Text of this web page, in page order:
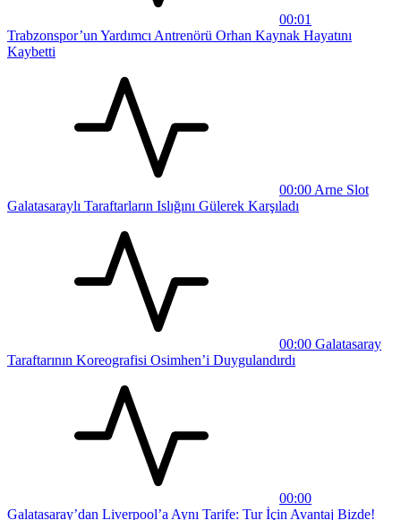
00:01
Trabzonspor’un Yardımcı Antrenörü Orhan Kaynak Hayatını
Kaybetti
00:00 Arne Slot
Galatasaraylı Taraftarların Islığını Gülerek Karşıladı
00:00 Galatasaray
Taraftarının Koreografisi Osimhen’i Duygulandırdı
00:00
Galatasaray’dan Liverpool’a Aynı Tarife: Tur İçin Avantaj Bizde!